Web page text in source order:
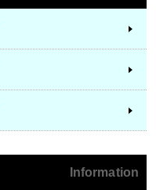
Information